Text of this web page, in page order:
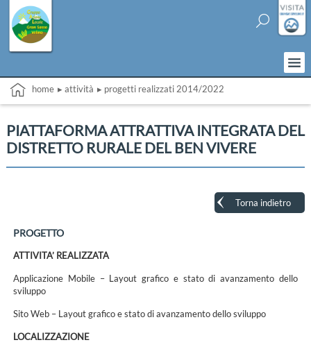
home ▸ attività ▸ progetti realizzati 2014/2022
PIATTAFORMA ATTRATTIVA INTEGRATA DEL
DISTRETTO RURALE DEL BEN VIVERE
Torna indietro
PROGETTO
ATTIVITA’ REALIZZATA
Applicazione Mobile – Layout grafico e stato di avanzamento dello
sviluppo
Sito Web – Layout grafico e stato di avanzamento dello sviluppo
LOCALIZZAZIONE